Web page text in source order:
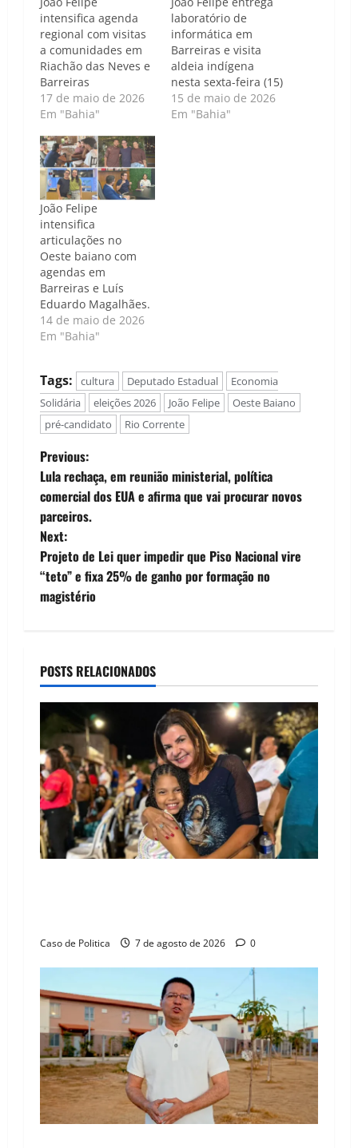
intensifica agenda
regional com visitas
a comunidades em
Riachão das Neves e
Barreiras
17 de maio de 2026
Em "Bahia"
laboratório de
informática em
Barreiras e visita
aldeia indígena
nesta sexta-feira (15)
15 de maio de 2026
Em "Bahia"
João Felipe
intensifica
articulações no
Oeste baiano com
agendas em
Barreiras e Luís
Eduardo Magalhães.
14 de maio de 2026
Em "Bahia"
Tags: cultura Deputado Estadual
Economia
Solidária
eleições 2026 João Felipe
Oeste Baiano
pré-candidato
Rio Corrente
P
o
s
t
n
v
i
g
a
t
i
o
Previous:
Lula rechaça, em reunião ministerial, política
comercial dos EUA e afirma que vai procurar novos
parceiros.
Next:
Projeto de Lei quer impedir que Piso Nacional vire
“teto” e fixa 25% de ganho por formação no
magistério
POSTS RELACIONADOS
Caso de Politica 7 de agosto de 2026 0